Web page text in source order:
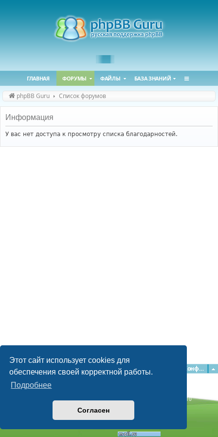
Этот сайт использует cookies для
обеспечения своей корректной работы.
Подробнее
Согласен
ГЛАВНАЯ ФОРУМЫ ФАЙЛЫ БАЗА ЗНАНИЙ
phpBB Guru Список форумов
Информация
У вас нет доступа к просмотру списка благодарностей.
Главная Форумы Конфиденциальность
Наша команда
Time: 0.059s| Peak Memory Usage: 2.15 МБ | GZIP: Off |
Queries: 10
© phpBB Guru, 2004—2026
Powered by
Style byArtodia